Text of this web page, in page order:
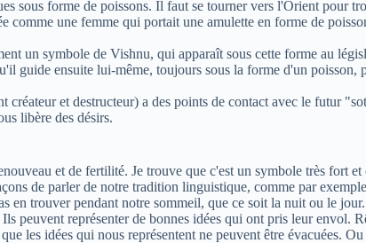
sous forme de poissons. Il faut se tourner vers l'Orient pour
une femme qui portait une amulette en forme de
un symbole de Vishnu, qui apparaît sous cette forme au
guide ensuite lui-même, toujours sous la forme d'un poisson,
et destructeur) a des points de contact avec le futur
libère des désirs.
et de fertilité. Je trouve que c'est un symbole très fort
de parler de notre tradition linguistique, comme par
en trouver pendant notre sommeil, que ce soit la nuit ou le jour.
peuvent représenter de bonnes idées qui ont pris leur envol.
les idées qui nous représentent ne peuvent être évacuées.